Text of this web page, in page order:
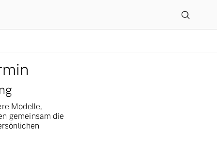
Modelle,
gemeinsam die